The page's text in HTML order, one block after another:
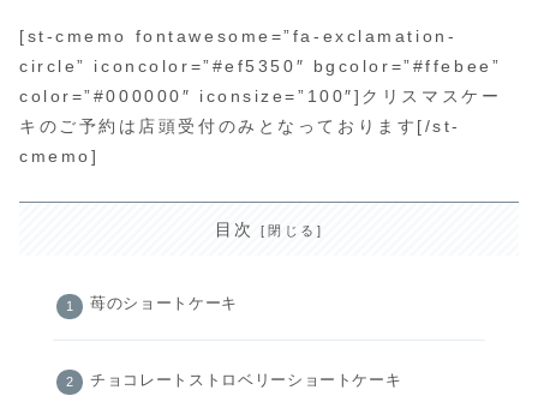
[st-cmemo fontawesome=”fa-exclamation-
circle” iconcolor=”#ef5350″ bgcolor=”#ffebee”
color=”#000000″ iconsize=”100″]クリスマスケー
キのご予約は店頭受付のみとなっております[/st-
cmemo]
目次
苺のショートケーキ
チョコレートストロベリーショートケーキ